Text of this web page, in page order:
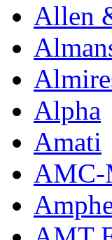
Allen
Alpha
Amati
AMC-